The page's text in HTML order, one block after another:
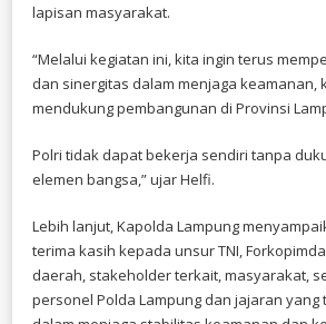
lapisan masyarakat.
“Melalui kegiatan ini, kita ingin terus
dan sinergitas dalam menjaga keamanan,
mendukung pembangunan di Provinsi
Polri tidak dapat bekerja sendiri tanpa
elemen bangsa,” ujar Helfi.
Lebih lanjut, Kapolda Lampung
terima kasih kepada unsur TNI,
daerah, stakeholder terkait, masyarakat,
personel Polda Lampung dan jajaran